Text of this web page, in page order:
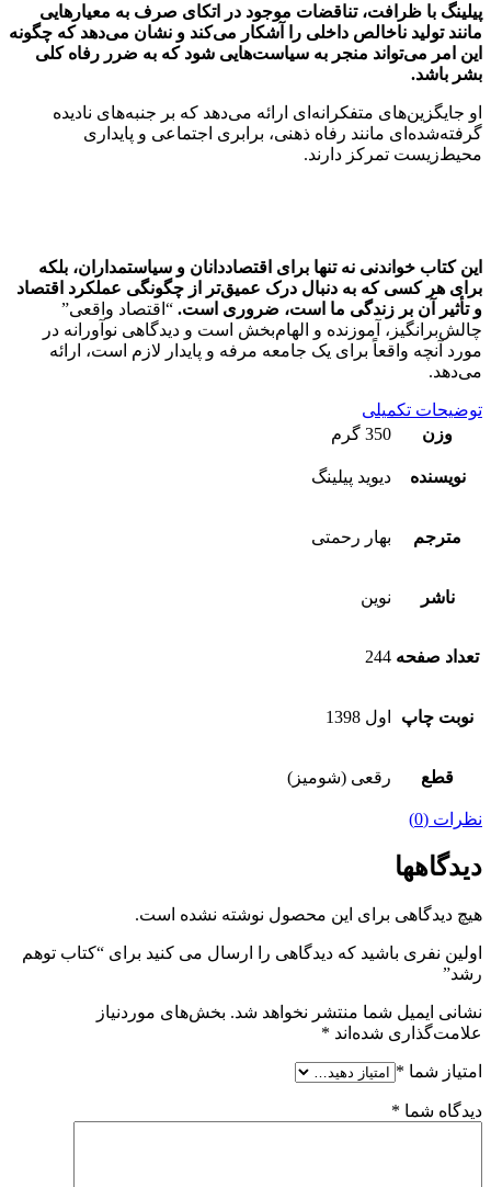
پیلینگ با ظرافت، تناقضات موجود در اتکای صرف به معیارهایی
مانند تولید ناخالص داخلی را آشکار می‌کند و نشان می‌دهد که چگونه
این امر می‌تواند منجر به سیاست‌هایی شود که به ضرر رفاه کلی
بشر باشد.
او جایگزین‌های متفکرانه‌ای ارائه می‌دهد که بر جنبه‌های نادیده
گرفته‌شده‌ای مانند رفاه ذهنی، برابری اجتماعی و پایداری
محیط‌زیست تمرکز دارند.
این کتاب خواندنی نه تنها برای اقتصاددانان و سیاستمداران، بلکه
برای هر کسی که به دنبال درک عمیق‌تر از چگونگی عملکرد اقتصاد
و تأثیر آن بر زندگی ما است، ضروری است. “اقتصاد واقعی”
چالش‌برانگیز، آموزنده و الهام‌بخش است و دیدگاهی نوآورانه در
مورد آنچه واقعاً برای یک جامعه مرفه و پایدار لازم است، ارائه
می‌دهد.
توضیحات تکمیلی
وزن
350 گرم
نویسنده ديويد پيلينگ
مترجم بهار رحمتی
ناشر نوین
تعداد صفحه 244
نوبت چاپ اول 1398
قطع رقعی (شومیز)
نظرات (0)
دیدگاهها
هیچ دیدگاهی برای این محصول نوشته نشده است.
اولین نفری باشید که دیدگاهی را ارسال می کنید برای “کتاب توهم
رشد”
نشانی ایمیل شما منتشر نخواهد شد. بخش‌های موردنیاز
علامت‌گذاری شده‌اند *
امتیاز شما *
دیدگاه شما *